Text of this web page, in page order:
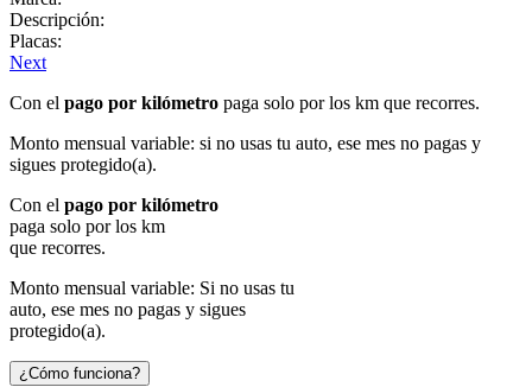
Descripción:
Placas:
Next
Con el pago por kilómetro paga solo por los km que recorres.
Monto mensual variable: si no usas tu auto, ese mes no pagas y
sigues protegido(a).
Con el pago por kilómetro
paga solo por los km
que recorres.
Monto mensual variable: Si no usas tu
auto, ese mes no pagas y sigues
protegido(a).
¿Cómo funciona?